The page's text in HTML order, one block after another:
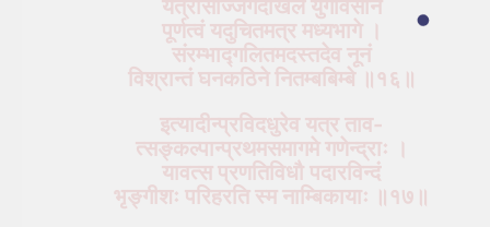
यत्रासीज्जगदखिलं युगावसाने
पूर्णत्वं यदुचितमत्र मध्यभागे ।
संरम्भाद्गलितमदस्तदेव नूनं
विश्रान्तं घनकठिने नितम्बबिम्बे ॥१६॥
इत्यादीन्प्रविदधुरेव यत्र ताव-
त्सङ्कल्पान्प्रथमसमागमे गणेन्द्राः ।
यावत्स प्रणतिविधौ पदारविन्दं
भृङ्गीशः परिहरति स्म नाम्बिकायाः ॥१७॥